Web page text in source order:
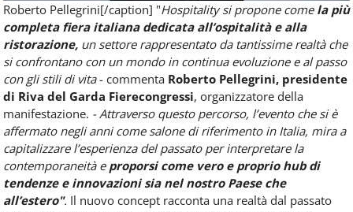
Roberto Pellegrini[/caption] "Hospitality si propone comela più
completa fiera italiana dedicata all’ospitalità e alla
ristorazione, un settore rappresentato da tantissime realtà che
si confrontano con un mondo in continua evoluzione e al passo
con gli stili di vita- commenta Roberto Pellegrini, presidente
di Riva del Garda Fierecongressi, organizzatore della
manifestazione. - Attraverso questo percorso, l’evento che si è
affermato negli anni come salone di riferimento in Italia, mira a
capitalizzare l’esperienza del passato per interpretare la
contemporaneità e proporsi come vero e proprio hub di
tendenze e innovazioni sia nel nostro Paese che
all’estero". Il nuovo concept racconta una realtà dal passato